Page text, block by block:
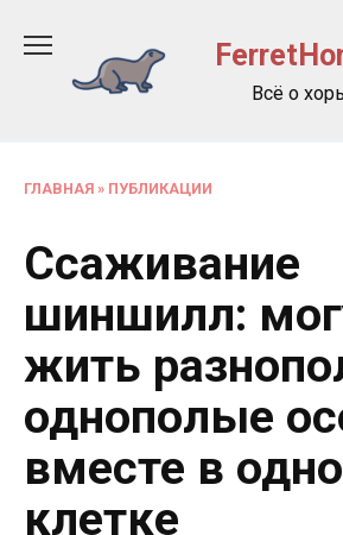
содержанию
Всё о
ГЛАВНАЯ » ПУБЛИКАЦИИ
Ссаживание
шиншилл:
жить
однополые
вместе в
клетке